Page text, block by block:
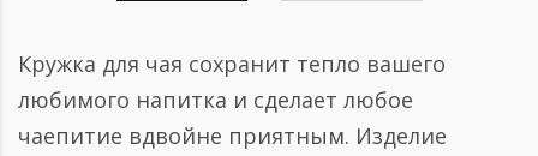
Кружка для чая сохранит тепло вашего
любимого напитка и сделает любое
чаепитие вдвойне приятным. Изделие